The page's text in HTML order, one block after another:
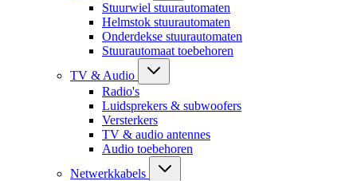
Stuurwiel stuurautomaten
Helmstok stuurautomaten
Onderdekse stuurautomaten
Stuurautomaat toebehoren
TV & Audio
Radio's
Luidsprekers & subwoofers
Versterkers
TV & audio antennes
Audio toebehoren
Netwerkkabels